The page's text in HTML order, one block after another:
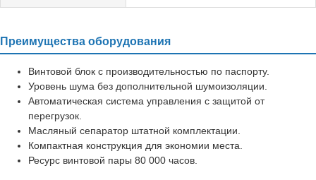
Преимущества оборудования
Винтовой блок с производительностью по паспорту.
Уровень шума без дополнительной шумоизоляции.
Автоматическая система управления с защитой от
перегрузок.
Масляный сепаратор штатной комплектации.
Компактная конструкция для экономии места.
Ресурс винтовой пары 80 000 часов.